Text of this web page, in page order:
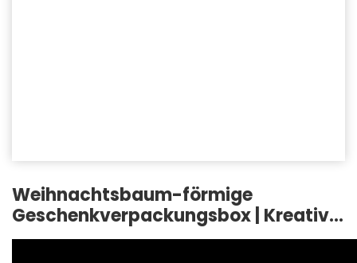
Weihnachtsbaum-förmige
Geschenkverpackungsbox | Kreative
festliche Papierschachtel